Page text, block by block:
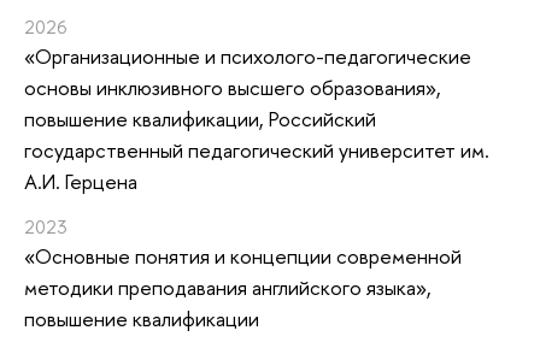
2026
«Организационные и психолого-педагогические
основы инклюзивного высшего образования»,
повышение квалификации, Российский
государственный педагогический университет им.
А.И. Герцена
2023
«Основные понятия и концепции современной
методики преподавания английского языка»,
повышение квалификации